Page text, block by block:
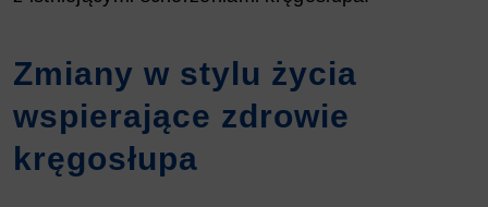
Zmiany w stylu życia
wspierające zdrowie
kręgosłupa